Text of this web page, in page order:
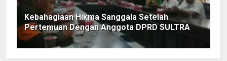
Kebahagiaan Hikma Sanggala Setelah
Pertemuan Dengan Anggota DPRD SULTRA